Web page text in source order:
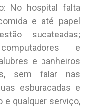
No hospital falta
e até papel
sucateadas;
e
e banheiros
sem falar nas
esburacadas e
e qualquer serviço,